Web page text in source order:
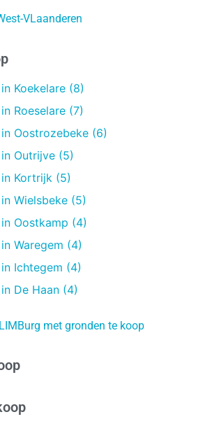
VLaanderen
Koekelare (8)
Roeselare (7)
Oostrozebeke (6)
Outrijve (5)
Kortrijk (5)
Wielsbeke (5)
Oostkamp (4)
Waregem (4)
Ichtegem (4)
De Haan (4)
met gronden te koop